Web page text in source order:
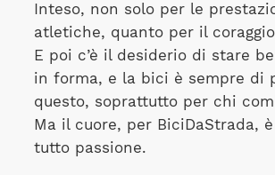
Inteso, non solo per le
atletiche, quanto per il
E poi c’è il desiderio di stare
in forma, e la bici è sempre di
questo, soprattutto per chi
Ma il cuore, per BiciDaStrada,
tutto passione.